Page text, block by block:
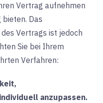
Vertrag aufnehmen
Das
Vertrags ist jedoch
Sie bei Ihrem
Verfahren:
anzupassen.